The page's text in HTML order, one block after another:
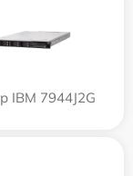
IBM 7944J2G